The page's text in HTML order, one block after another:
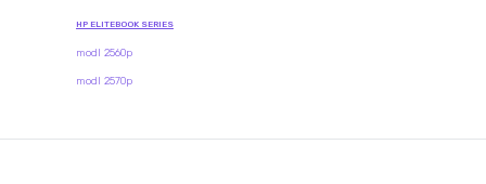
HP ELITEBOOK SERIES
modl 2560p
modl 2570p